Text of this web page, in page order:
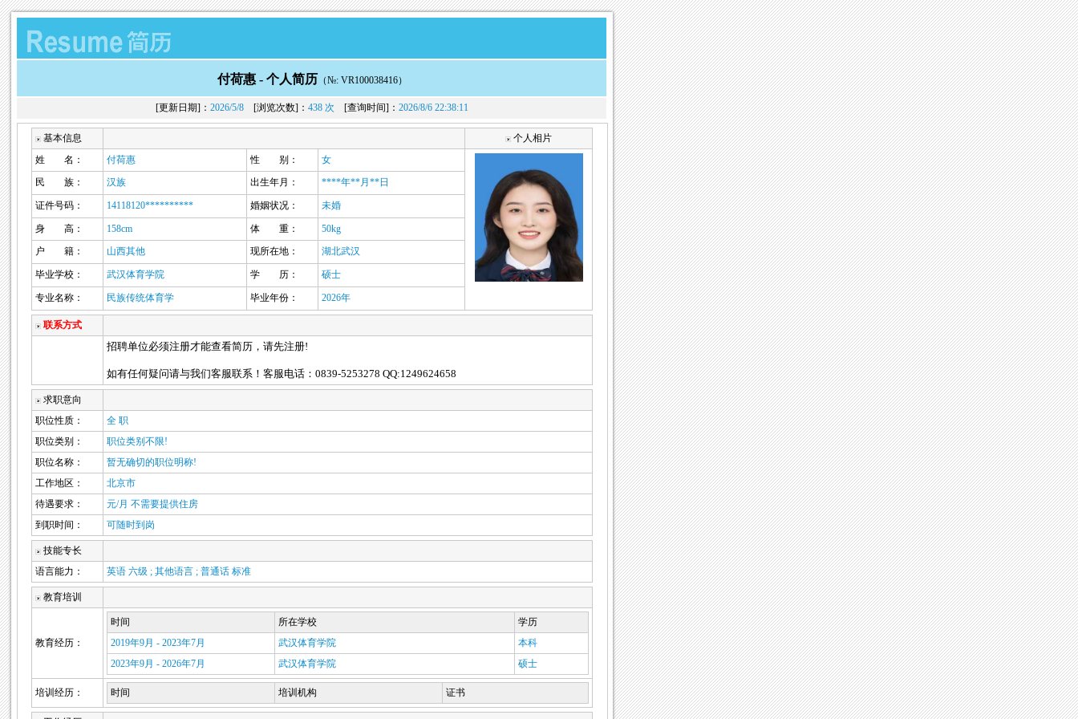
付荷惠 - 个人简历 （№: VR100038416）
[更新日期]： 2026/5/8 [浏览次数]： 438 次 [查询时间]： 2026/8/6 22:38:11
基本信息
个人相片
姓 名：
付荷惠 性 别：
女
民 族：
汉族 出生年月： ****年**月**日
证件号码： 14118120********** 婚姻状况： 未婚
身 高： 158cm 体 重：
50kg
户 籍：
山西其他 现所在地： 湖北武汉
毕业学校： 武汉体育学院 学 历： 硕士
专业名称： 民族传统体育学 毕业年份： 2026年
联系方式
招聘单位必须注册才能查看简历，请先注册!
如有任何疑问请与我们客服联系！客服电话：0839-5253278 QQ:1249624658
求职意向
职位性质：
全 职
职位类别：
职位类别不限!
职位名称：
暂无确切的职位明称!
工作地区：
北京市
待遇要求：
元/月 不需要提供住房
到职时间：
可随时到岗
技能专长
语言能力：
英语 六级 ; 其他语言 ; 普通话 标准
教育培训
教育经历：
时间 所在学校
学历
2019年9月 - 2023年7月
武汉体育学院
本科
2023年9月 - 2026年7月
武汉体育学院 硕士
培训经历： 时间 培训机构 证书